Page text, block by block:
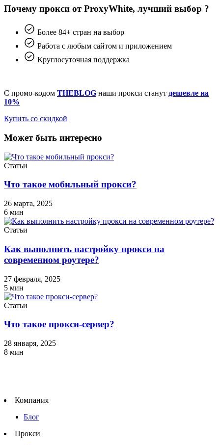
Почему прокси от ProxyWhite, лучший выбор ?
Более 84+ стран на выбор
Работа с любым сайтом и приложением
Круглосуточная поддержка
С промо-кодом THEBLOG наши прокси станут дешевле на
10%
Купить со скидкой
Может быть интересно
Статьи
Что такое мобильный прокси?
26 марта, 2025
6 мин
Статьи
Как выполнить настройку прокси на
современном роутере?
27 февраля, 2025
5 мин
Статьи
Что такое прокси-сервер?
28 января, 2025
8 мин
Компания
Блог
Прокси